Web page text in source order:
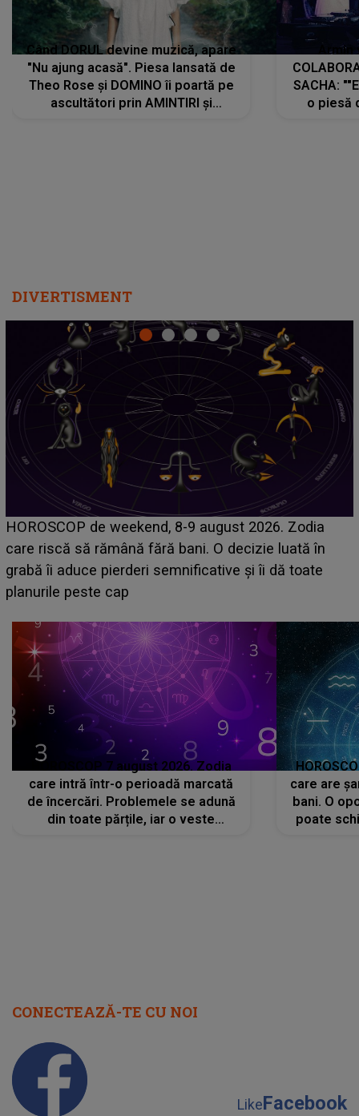
Când DORUL devine muzică, apare
"Nu ajung acasă". Piesa lansată de
Theo Rose și DOMINO îi poartă pe
ascultători prin AMINTIRI și
SACHA:
o piesă
DIVERTISMENT
Emanuel a ținut ACEST DETALIU ASCUNS până
acum! În fața Alexandrei, concurentul din Casa Iubirii
face o MĂRTURISIRE NEAȘTEPTATĂ despre mama
sa: "I-am spus și ei în față, eu nu te iubesc pentru
HOROSCOP 7 august 2026. Zodia
care intră într-o perioadă marcată
de încercări. Problemele se adună
din toate părțile, iar o veste
care are
bani. O
poate
CONECTEAZĂ-TE CU NOI
LikeFacebook